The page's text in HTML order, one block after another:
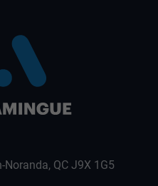
QC J9X 1G5